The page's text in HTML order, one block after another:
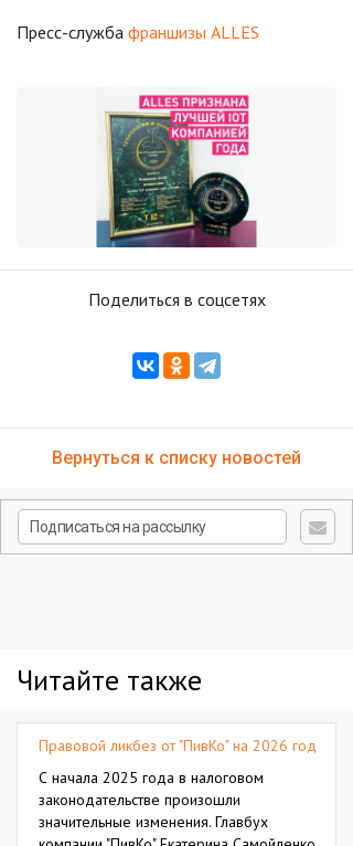
Пресс-служба франшизы ALLES
Поделиться в соцсетях
Вернуться к списку новостей
Читайте также
Правовой ликбез от "ПивКо" на 2026 год
С начала 2025 года в налоговом
законодательстве произошли
значительные изменения. Главбух